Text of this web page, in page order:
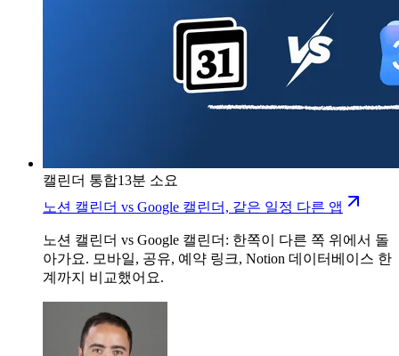
캘린더 통합13분 소요
노션 캘린더 vs Google 캘린더, 같은 일정 다른 앱
노션 캘린더 vs Google 캘린더: 한쪽이 다른 쪽 위에서 돌
아가요. 모바일, 공유, 예약 링크, Notion 데이터베이스 한
계까지 비교했어요.